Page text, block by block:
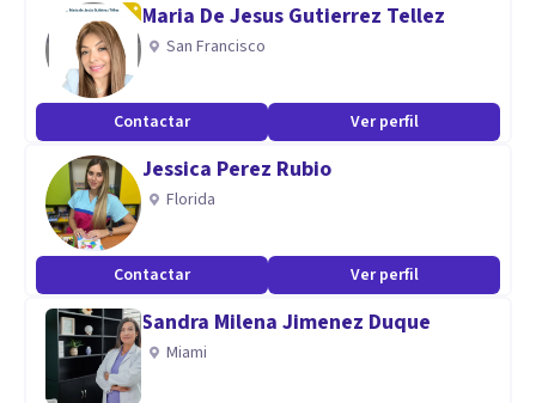
Maria De Jesus Gutierrez Tellez
San Francisco
Contactar Ver perfil
Jessica Perez Rubio
Florida
Contactar Ver perfil
Sandra Milena Jimenez Duque
Miami